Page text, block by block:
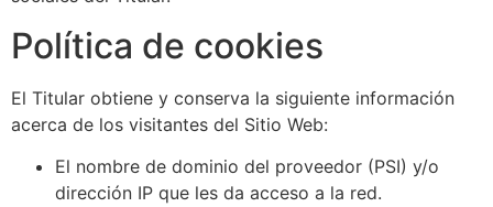
Política de cookies
El Titular obtiene y conserva la siguiente información
acerca de los visitantes del Sitio Web:
El nombre de dominio del proveedor (PSI) y/o
dirección IP que les da acceso a la red.